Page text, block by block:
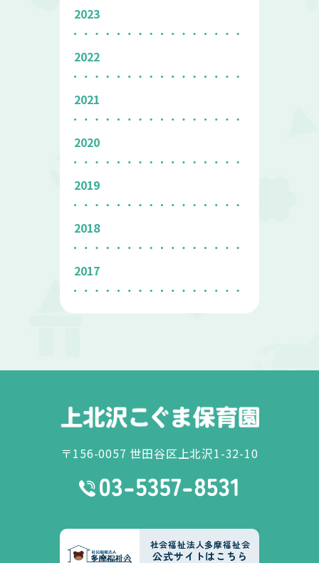
2023
2022
2021
2020
2019
2018
2017
〒156-0057 世田谷区上北沢1-32-10
社会福祉法人多摩福祉会
公式サイトはこちら